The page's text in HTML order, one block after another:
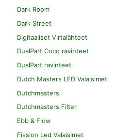
Dark Room
Dark Street
Digitaaliset Virtalähteet
DualPart Coco ravinteet
DualPart ravinteet
Dutch Masters LED Valaisimet
Dutchmasters
Dutchmasters Filter
Ebb & Flow
Fission Led Valaisimet